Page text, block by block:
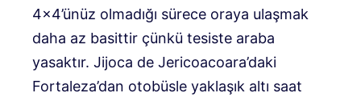
4×4’ünüz olmadığı sürece oraya ulaşmak
daha az basittir çünkü tesiste araba
yasaktır. Jijoca de Jericoacoara’daki
Fortaleza’dan otobüsle yaklaşık altı saat